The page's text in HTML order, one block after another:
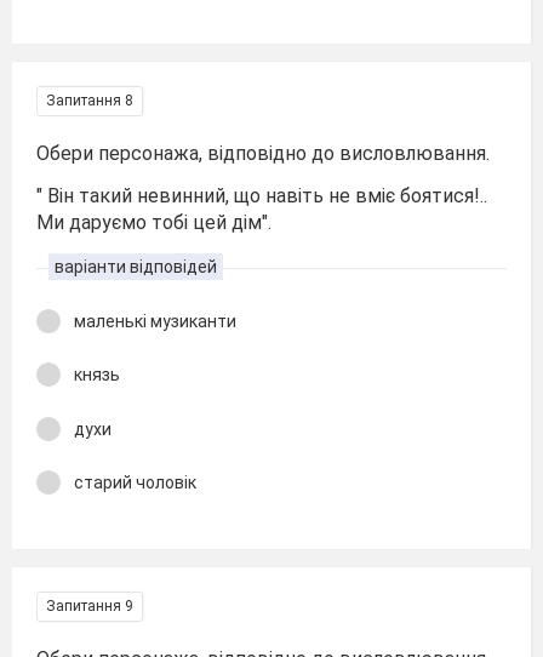
Запитання 8
Обери персонажа, відповідно до висловлювання.
" Він такий невинний, що навіть не вміє боятися!..
Ми даруємо тобі цей дім".
варіанти відповідей
маленькі музиканти
князь
духи
старий чоловік
Запитання 9